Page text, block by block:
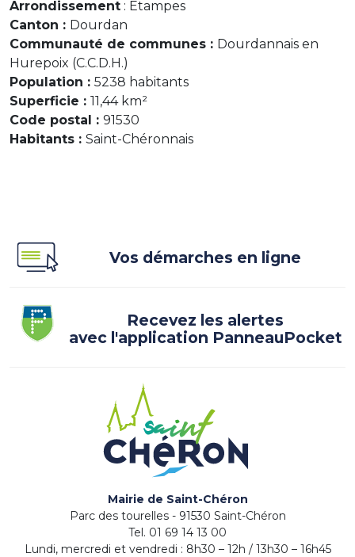
Arrondissement : Etampes
Canton : Dourdan
Communauté de communes : Dourdannais en
Hurepoix (C.C.D.H.)
Population : 5238 habitants
Superficie : 11,44 km²
Code postal : 91530
Habitants : Saint-Chéronnais
Vos démarches en ligne
Recevez les alertes
avec l'application PanneauPocket
Mairie de Saint-Chéron
Parc des tourelles - 91530 Saint-Chéron
Tel. 01 69 14 13 00
Lundi, mercredi et vendredi : 8h30 – 12h / 13h30 – 16h45